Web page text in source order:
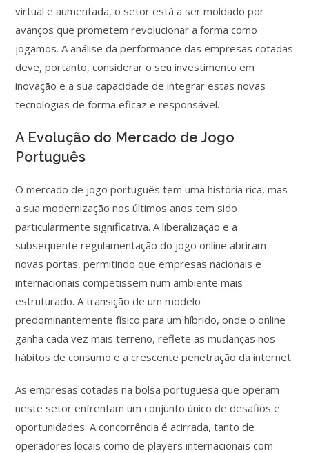
virtual e aumentada, o setor está a ser moldado por
avanços que prometem revolucionar a forma como
jogamos. A análise da performance das empresas cotadas
deve, portanto, considerar o seu investimento em
inovação e a sua capacidade de integrar estas novas
tecnologias de forma eficaz e responsável.
A Evolução do Mercado de Jogo
Português
O mercado de jogo português tem uma história rica, mas
a sua modernização nos últimos anos tem sido
particularmente significativa. A liberalização e a
subsequente regulamentação do jogo online abriram
novas portas, permitindo que empresas nacionais e
internacionais competissem num ambiente mais
estruturado. A transição de um modelo
predominantemente físico para um híbrido, onde o online
ganha cada vez mais terreno, reflete as mudanças nos
hábitos de consumo e a crescente penetração da internet.
As empresas cotadas na bolsa portuguesa que operam
neste setor enfrentam um conjunto único de desafios e
oportunidades. A concorrência é acirrada, tanto de
operadores locais como de players internacionais com